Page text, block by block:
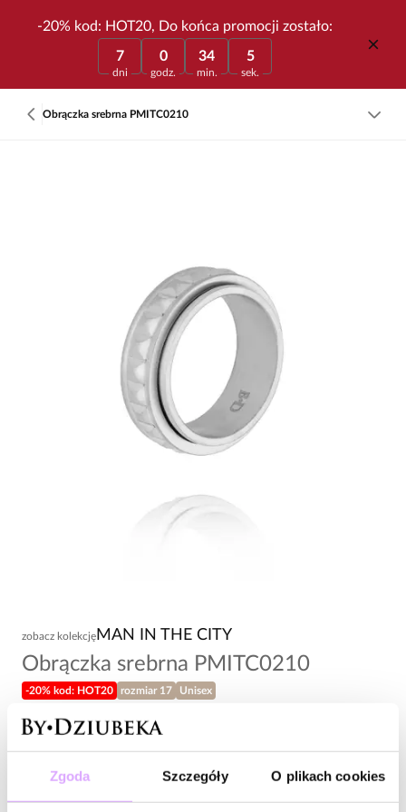
Zgoda Szczegóły O plikach cookies
-20% kod: HOT20, Do końca promocji zostało:
7
dni
0
godz.
34
min.
5
sek.
Obrączka srebrna PMITC0210
zobacz kolekcję MAN IN THE CITY
Obrączka srebrna PMITC0210
-20% kod: HOT20 rozmiar 17 Unisex
98,00 zł
Zapytaj o produkt